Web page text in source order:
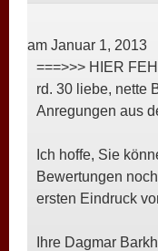
am Januar 1, 2013
===>>> HIER
rd. 30 liebe, nette
Anregungen aus
Ich hoffe, Sie
Bewertungen
ersten Eindruck
Ihre Dagmar